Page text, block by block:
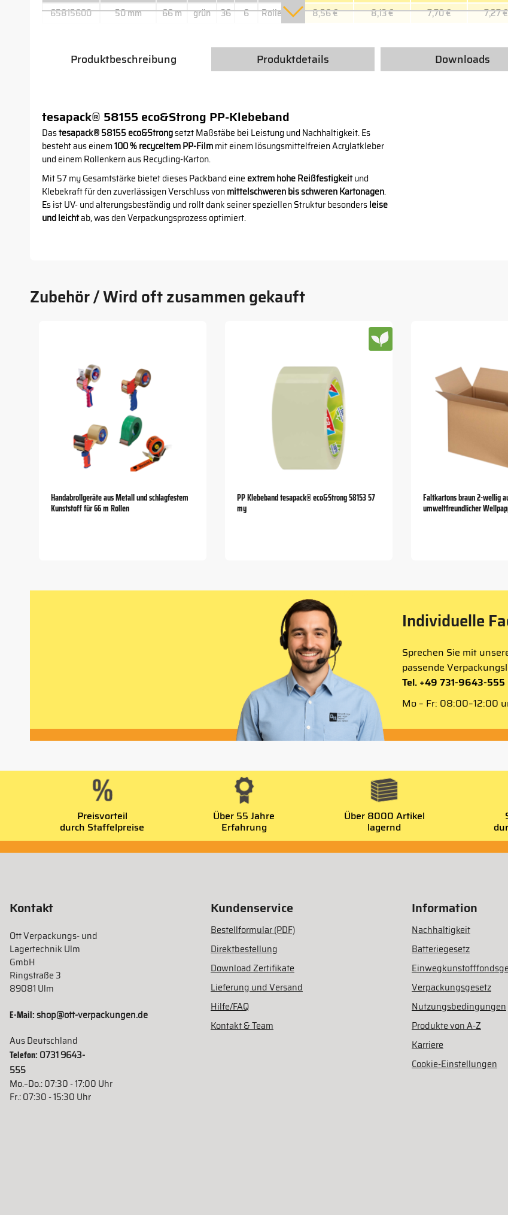
65815600
50 mm 66 m grün 36 6 Rolle(n) 8,56 € 8,13 € 7,70 € 7,27 €
Produktbeschreibung Produktdetails Downloads
tesapack® 58155 eco&Strong PP-Klebeband
Dastesapack® 58155 eco&Strongsetzt Maßstäbe bei Leistung und Nachhaltigkeit. Es
besteht aus einem100 % recyceltem PP-Filmmit einem lösungsmittelfreien Acrylatkleber
und einem Rollenkern aus Recycling-Karton.
Mit 57 my Gesamtstärke bietet dieses Packband eine extrem hohe Reißfestigkeitund
Klebekraft für den zuverlässigen Verschluss vonmittelschweren bis schweren Kartonagen.
Es ist UV- und alterungsbeständig und rollt dank seiner speziellen Struktur besondersleise
und leichtab, was den Verpackungsprozess optimiert.
Zubehör / Wird oft zusammen gekauft
Handabrollgeräte aus Metall und schlagfestem
Kunststoff für 66 m Rollen
PP Klebeband tesapack® eco&Strong 58153 57
my
Faltkartons braun 2-wellig
umweltfreundlicher
Individuelle
Sprechen Sie mit
passende
Tel. +49 731-9643-555
Mo – Fr: 08:00–12:00
Preisvorteil
durch Staffelpreise
Über 55 Jahre
Erfahrung
Über 8000 Artikel
lagernd
Kontakt
Ott Verpackungs- und
Lagertechnik Ulm
GmbH
Ringstraße 3
89081 Ulm
E-Mail:shop@ott-verpackungen.de
Aus Deutschland
Telefon: 0731 9643-
555
Mo.–Do.: 07:30 - 17:00 Uhr
Fr.: 07:30 - 15:30 Uhr
Kundenservice
Bestellformular (PDF)
Direktbestellung
Download Zertifikate
Lieferung und Versand
Hilfe/FAQ
Kontakt & Team
Information
Nachhaltigkeit
Batteriegesetz
Verpackungsgesetz
Nutzungsbedingungen
Produkte von A-Z
Karriere
Cookie-Einstellungen